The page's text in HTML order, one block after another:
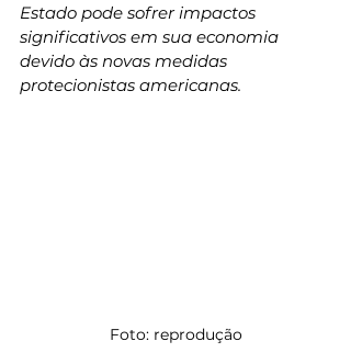
Estado pode sofrer impactos
significativos em sua economia
devido às novas medidas
protecionistas americanas.
Foto: reprodução